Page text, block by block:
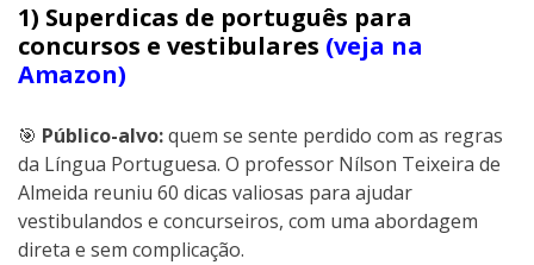
1) Superdicas de português para
concursos e vestibulares (veja na
Amazon)
🎯 Público-alvo:quem se sente perdido com as regras
da Língua Portuguesa. O professor Nílson Teixeira de
Almeida reuniu 60 dicas valiosas para ajudar
vestibulandos e concurseiros, com uma abordagem
direta e sem complicação.